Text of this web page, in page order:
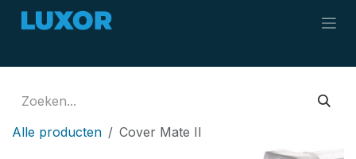
Overslaan naar inhoud
Alle producten Cover Mate II